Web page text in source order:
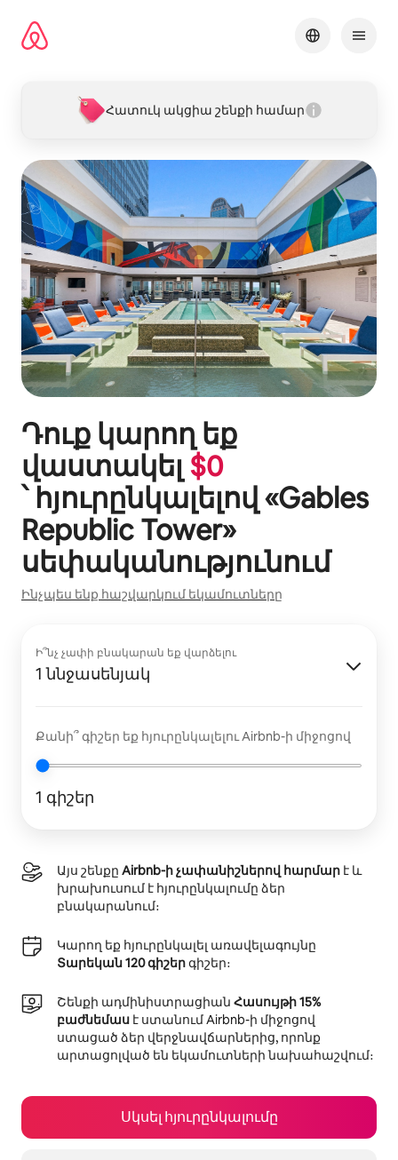
բովանդակությանը
Հատուկ ակցիա շենքի համար
Դուք կարող եք
վաստակել $0
՝ հյուրընկալելով «Gables
Republic Tower»
սեփականությունում
Ինչպես ենք հաշվարկում եկամուտները
Ի՞նչ չափի բնակարան եք վարձելու
1 ննջասենյակ
Քանի՞ գիշեր եք հյուրընկալելու Airbnb-ի միջոցով
1 գիշեր
Այս շենքը Airbnb-ի չափանիշներով հարմար է և
խրախուսում է հյուրընկալումը ձեր
բնակարանում։
Կարող եք հյուրընկալել առավելագույնը
Տարեկան 120 գիշերգիշեր։
Շենքի ադմինիստրացիան Հասույթի 15%
բաժնեմաս է ստանում Airbnb-ի միջոցով
ստացած ձեր վերջնավճարներից, որոնք
արտացոլված են եկամուտների նախահաշվում։
Սկսել հյուրընկալումը